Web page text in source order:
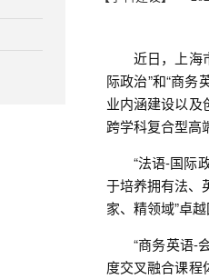
近日，上海
际政治”和“商务
业内涵建设以及
跨学科复合型高
“法语-国际
于培养拥有法、
家、精领域”卓
“商务英语-
度交叉融合课程